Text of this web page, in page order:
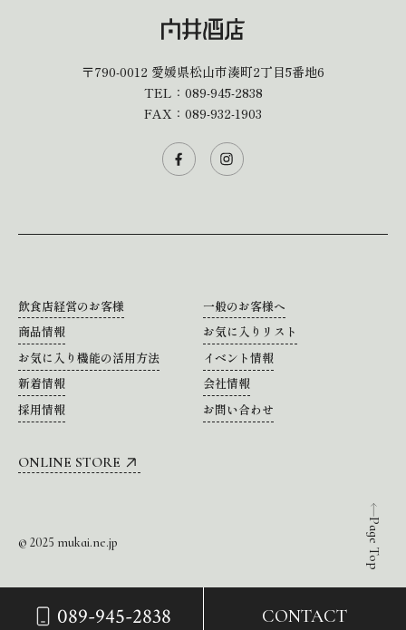
089-945-2838 CONTACT
Page Top
〒790-0012 愛媛県松山市湊町2丁目5番地6
TEL： 089-945-2838
FAX：089-932-1903
飲食店経営のお客様
一般のお客様へ
商品情報
お気に入りリスト
お気に入り機能の活用方法
イベント情報
新着情報
会社情報
採用情報
お問い合わせ
ONLINE STORE
© 2025 mukai.ne.jp